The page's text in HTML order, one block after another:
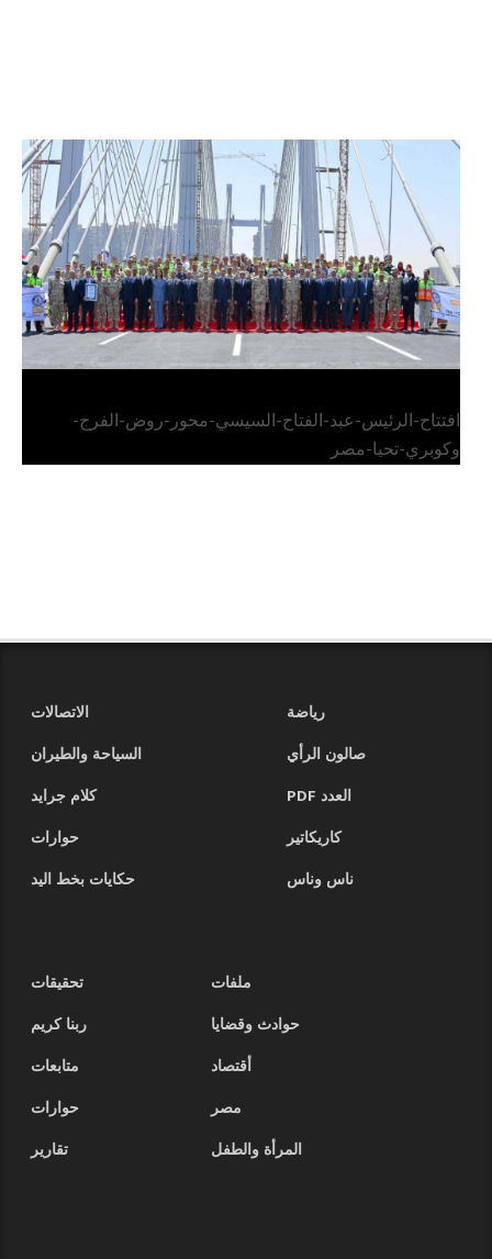
الرئيس عبد الفتاح السيسي يفتتح محور روض الفرج
وكوبري تحيا مصر
افتتاح-الرئيس-عبد-الفتاح-السيسي-محور-روض-الفرج-
وكوبري-تحيا-مصر
رياضة
الاتصالات
صالون الرأي
السياحة والطيران
العدد PDF
كلام جرايد
كاريكاتير
حوارات
ناس وناس
حكايات بخط اليد
ملفات
تحقيقات
حوادث وقضايا
ربنا كريم
أقتصاد
متابعات
مصر
حوارات
المرأة والطفل
تقارير